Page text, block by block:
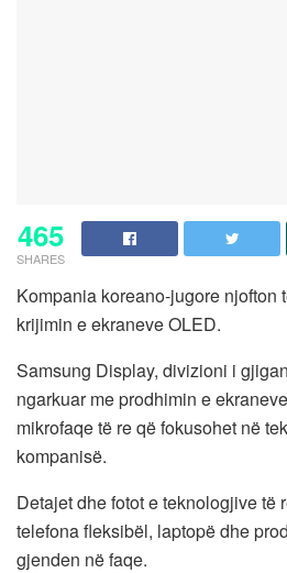
465
SHARES
Kompania koreano-jugore njofton
krijimin e ekraneve OLED.
Samsung Display, divizioni i
ngarkuar me prodhimin e
mikrofaqe të re që fokusohet në
kompanisë.
Detajet dhe fotot e teknologjive të
telefona fleksibël, laptopë dhe
gjenden në faqe.